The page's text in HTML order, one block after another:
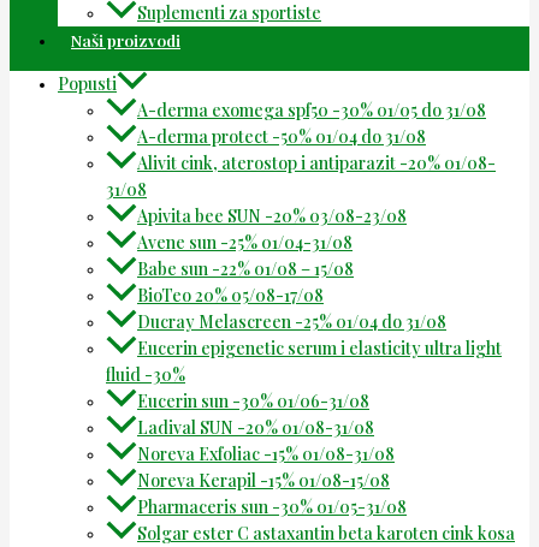
Suplementi za sportiste
Naši proizvodi
Popusti
A-derma exomega spf50 -30% 01/05 do 31/08
A-derma protect -50% 01/04 do 31/08
Alivit cink, aterostop i antiparazit -20% 01/08-
31/08
Apivita bee SUN -20% 03/08-23/08
Avene sun -25% 01/04-31/08
Babe sun -22% 01/08 – 15/08
BioTeo 20% 05/08-17/08
Ducray Melascreen -25% 01/04 do 31/08
Eucerin epigenetic serum i elasticity ultra light
fluid -30%
Eucerin sun -30% 01/06-31/08
Ladival SUN -20% 01/08-31/08
Noreva Exfoliac -15% 01/08-31/08
Noreva Kerapil -15% 01/08-15/08
Pharmaceris sun -30% 01/05-31/08
Solgar ester C astaxantin beta karoten cink kosa